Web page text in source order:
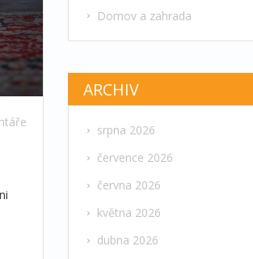
Domov a zahrada
ARCHIV
srpna 2026
července 2026
června 2026
května 2026
dubna 2026